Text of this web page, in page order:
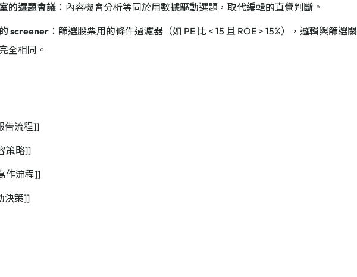
的選題會議 ：內容機會分析等同於用數據驅動選題，取代編輯的直覺判斷。
screener ：篩選股票用的條件過濾器（如 PE 比 < 15 且 ROE > 15%），邏輯與篩選關
全相同。
告流程]]
策略]]
作流程]]
決策]]